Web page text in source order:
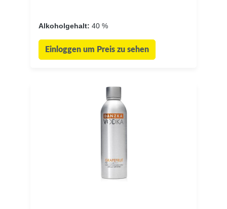
Alkoholgehalt: 40 %
Einloggen um Preis zu sehen